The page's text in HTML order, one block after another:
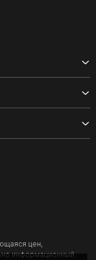
цен,
информационный